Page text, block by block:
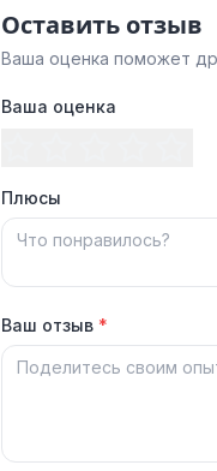
Оставить отзыв
Ваша оценка поможет
Ваша оценка
Плюсы
Ваш отзыв *